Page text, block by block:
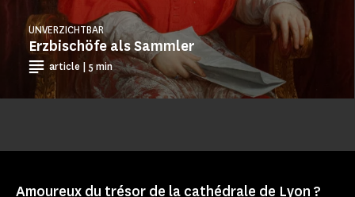
Erzbischöfe als Sammler
UNVERZICHTBAR
article | 5 min
Amoureux du trésor de la cathédrale de Lyon ?